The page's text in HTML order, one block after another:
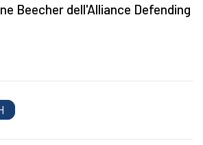
Beecher dell'Alliance Defending